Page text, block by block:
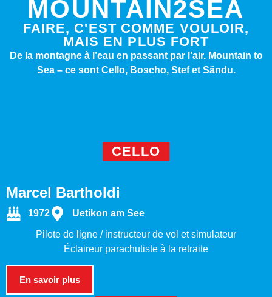
MOUNTAIN2SEA
FAIRE, C'EST COMME VOULOIR,
MAIS EN PLUS FORT
De la montagne à l’eau en passant par l’air. Mountain to
Sea – ce sont Cello, Boscho, Stef et Sändu.
CELLO
Marcel Bartholdi
1972 Uetikon am See
Pilote de ligne / instructeur de vol et simulateur
Éclaireur parachutiste à la retraite
En savoir plus